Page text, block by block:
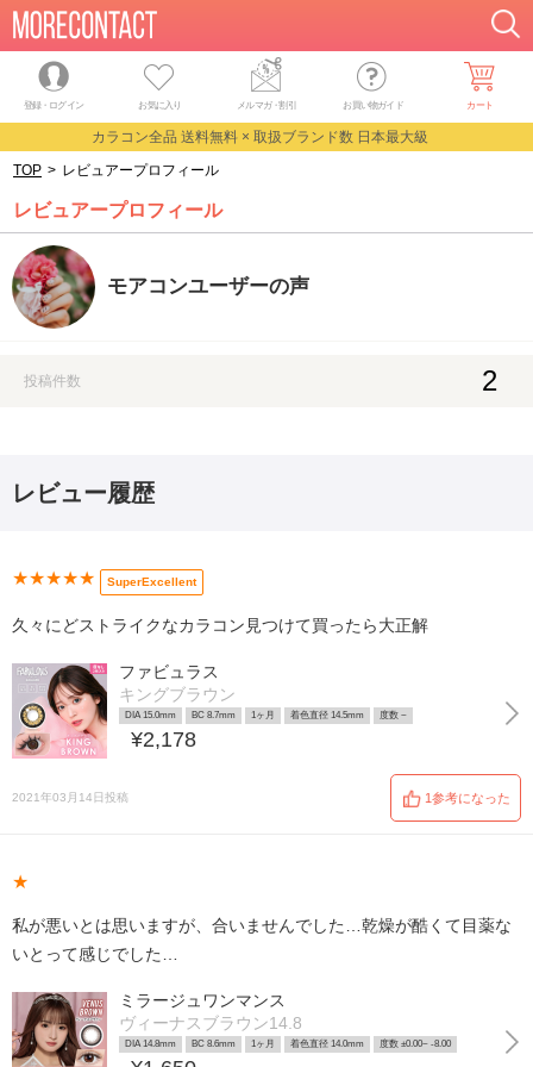
登録・ログイン お気に入り メルマガ・割引 お買い物ガイド カート
カラコン全品 送料無料 × 取扱ブランド数 日本最大級
TOP > レビュアープロフィール
レビュアープロフィール
モアコンユーザーの声
投稿件数 2
レビュー履歴
★★★★★ SuperExcellent
久々にどストライクなカラコン見つけて買ったら大正解
ファビュラス
キングブラウン
DIA 15.0mm BC 8.7mm 1ヶ月 着色直径 14.5mm 度数 ~
¥2,178
2021年03月14日投稿 1参考になった
★
私が悪いとは思いますが、合いませんでした…乾燥が酷くて目薬な
いとって感じでした…
ミラージュワンマンス
ヴィーナスブラウン14.8
DIA 14.8mm BC 8.6mm 1ヶ月 着色直径 14.0mm 度数 ±0.00~ -8.00